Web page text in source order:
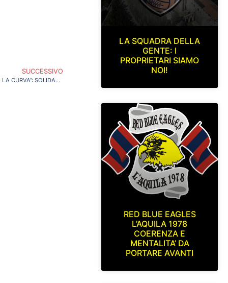
SUCCESSIVO
“NAPOLI COLERA: E ADESSO CHIUDETECI LA CURVA”: SOLIDARIETA’ AI TIFOSI DI INTER E MILAN IN CURVA B
LA SQUADRA DELLA
GENTE: I
PROPRIETARI SIAMO
NOI!
RED BLUE EAGLES
L’AQUILA 1978
COERENZA E
MENTALITA’ DA
PORTARE AVANTI